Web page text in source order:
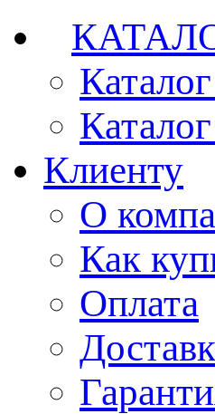
Клиенту
О
Как
Оплата